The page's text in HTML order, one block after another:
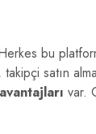
bu
satın
var.